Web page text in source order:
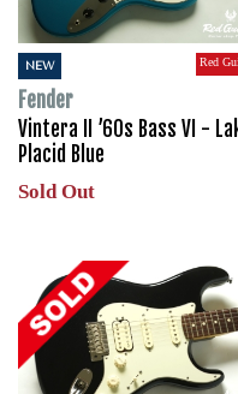
NEW Red
Fender
Vintera II ’60s Bass VI -
Placid Blue
Sold Out